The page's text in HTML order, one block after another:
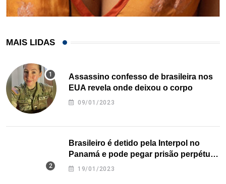
MAIS LIDAS
Assassino confesso de brasileira nos
EUA revela onde deixou o corpo
09/01/2023
Brasileiro é detido pela Interpol no
Panamá e pode pegar prisão perpétua
nos EUA
19/01/2023